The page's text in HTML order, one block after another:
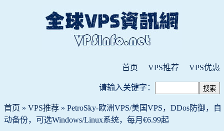
首页 VPS推荐 VPS优惠
请输入关键字：
首页 » VPS推荐 » PetroSky-欧洲VPS/美国VPS，DDos防御，自
动备份，可选Windows/Linux系统，每月€6.99起